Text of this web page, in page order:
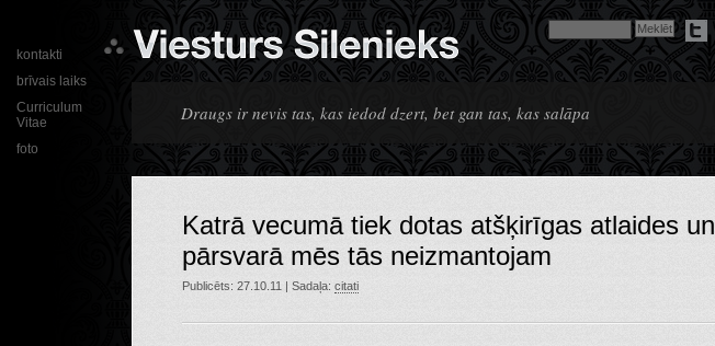
Draugs ir nevis tas, kas iedod dzert, bet gan tas, kas salāpa
kontakti
brīvais laiks
Curriculum
Vitae
foto
Katrā vecumā tiek dotas atšķirīgas atlaides un
pārsvarā mēs tās neizmantojam
Publicēts: 27.10.11 | Sadaļa: citati